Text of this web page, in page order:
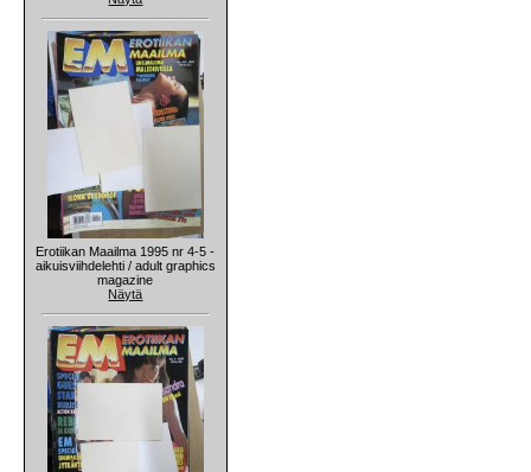
Erotiikan Maailma 1995 nr 4-5 -
aikuisviihdelehti / adult graphics
magazine
Näytä